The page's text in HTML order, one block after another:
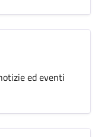
ed eventi